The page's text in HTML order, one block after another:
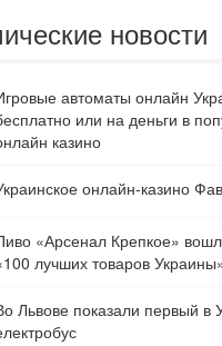
новости
автоматы онлайн
или на деньги в
казино
онлайн-казино
«Арсенал Крепкое»
лучших товаров
Львове показали первый в